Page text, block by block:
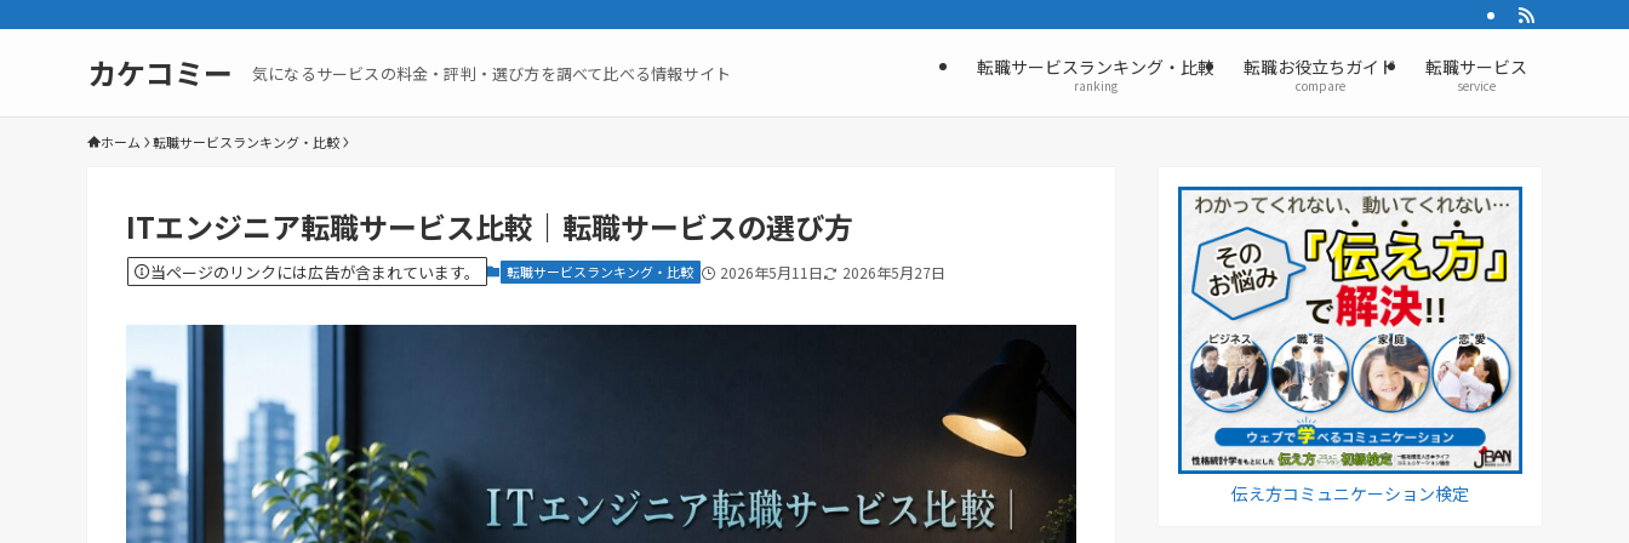
カケコミー 気になるサービスの料金・評判・選び方を調べて比べる情報サイト 転職サービスランキング・比較
ranking
転職お役立ちガイド
compare
転職サービス
service
ホーム 転職サービスランキング・比較
ITエンジニア転職サービス比較｜転職サービスの選び方
当ページのリンクには広告が含まれています。 転職サービスランキング・比較 2026年5月11日 2026年5月27日
伝え方コミュニケーション検定